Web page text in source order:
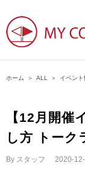
ホーム ＞ ALL ＞ イベント
【12月開催
し方 トーク
By スタッフ 2020-